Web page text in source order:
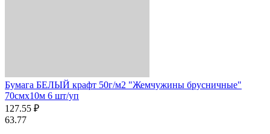
Бумага БЕЛЫЙ крафт 50г/м2 "Жемчужины брусничные"
70смх10м 6 шт/уп
127.55 ₽
63.77